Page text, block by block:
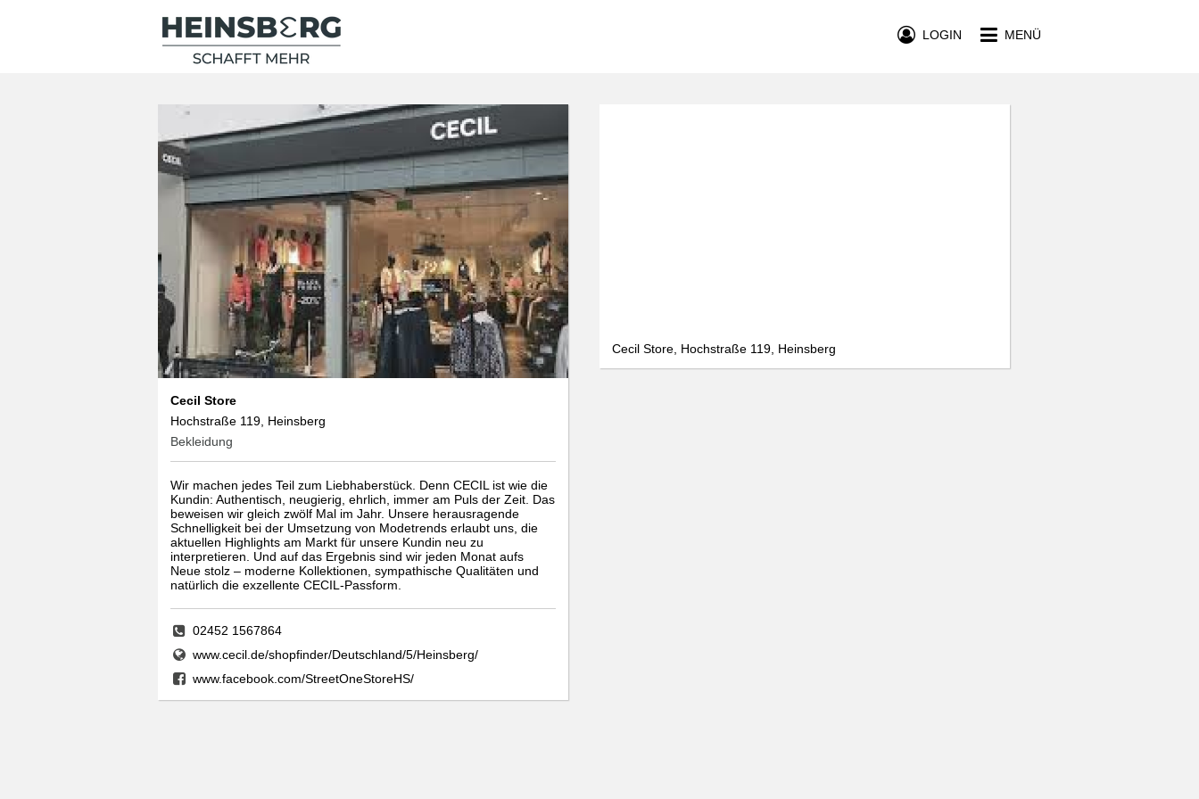
MENÜ
LOGIN
Cecil Store
Hochstraße 119, Heinsberg
Bekleidung
Wir machen jedes Teil zum Liebhaberstück. Denn CECIL ist wie die
Kundin: Authentisch, neugierig, ehrlich, immer am Puls der Zeit. Das
beweisen wir gleich zwölf Mal im Jahr. Unsere herausragende
Schnelligkeit bei der Umsetzung von Modetrends erlaubt uns, die
aktuellen Highlights am Markt für unsere Kundin neu zu
interpretieren. Und auf das Ergebnis sind wir jeden Monat aufs
Neue stolz – moderne Kollektionen, sympathische Qualitäten und
natürlich die exzellente CECIL-Passform.
02452 1567864
www.cecil.de/shopfinder/Deutschland/5/Heinsberg/
www.facebook.com/StreetOneStoreHS/
Cecil Store, Hochstraße 119, Heinsberg
Only essential